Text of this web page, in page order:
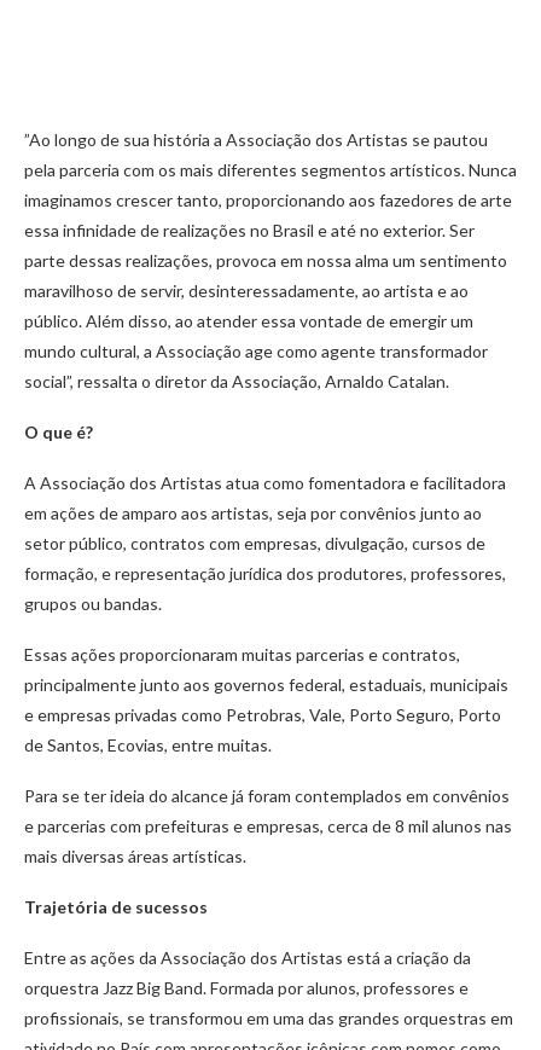
”Ao longo de sua história a Associação dos Artistas se pautou
pela parceria com os mais diferentes segmentos artísticos. Nunca
imaginamos crescer tanto, proporcionando aos fazedores de arte
essa infinidade de realizações no Brasil e até no exterior. Ser
parte dessas realizações, provoca em nossa alma um sentimento
maravilhoso de servir, desinteressadamente, ao artista e ao
público. Além disso, ao atender essa vontade de emergir um
mundo cultural, a Associação age como agente transformador
social”, ressalta o diretor da Associação, Arnaldo Catalan.
O que é?
A Associação dos Artistas atua como fomentadora e facilitadora
em ações de amparo aos artistas, seja por convênios junto ao
setor público, contratos com empresas, divulgação, cursos de
formação, e representação jurídica dos produtores, professores,
grupos ou bandas.
Essas ações proporcionaram muitas parcerias e contratos,
principalmente junto aos governos federal, estaduais, municipais
e empresas privadas como Petrobras, Vale, Porto Seguro, Porto
de Santos, Ecovias, entre muitas.
Para se ter ideia do alcance já foram contemplados em convênios
e parcerias com prefeituras e empresas, cerca de 8 mil alunos nas
mais diversas áreas artísticas.
Trajetória de sucessos
Entre as ações da Associação dos Artistas está a criação da
orquestra Jazz Big Band. Formada por alunos, professores e
profissionais, se transformou em uma das grandes orquestras em